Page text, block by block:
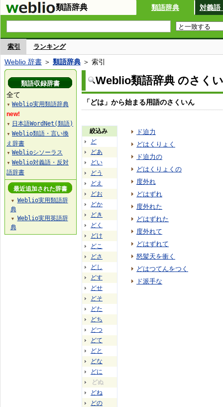
類語辞典 類語辞典 対義語
索引 ランキング
Weblio 辞書 ＞ 類語辞典 ＞ 索引
Weblio類語辞典 のさく
「どは」から始まる用語のさくいん
絞込み
ど
どあ
どい
どう
どえ
どお
どか
どき
どく
どけ
どこ
どさ
どし
どす
どせ
どそ
どた
どち
どつ
どて
どと
どな
どに
どぬ
どね
どの
ド迫力
どはくりょく
ド迫力の
どはくりょくの
度外れ
どはずれ
度外れた
どはずれた
度外れて
どはずれて
怒髪天を衝く
どはつてんをつく
ド派手な
類語収録辞書
全て
▼ Weblio実用類語辞典
new!
▼ 日本語WordNet(類語)
▼ Weblio類語・言い換
え辞書
▼ Weblioシソーラス
▼ Weblio対義語・反対
語辞書
最近追加された辞書
▼
Weblio実用類語辞
典
▼
Weblio実用英語辞
典